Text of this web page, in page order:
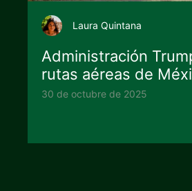
Laura Quintana
Administración
rutas aéreas de
30 de octubre de 2025